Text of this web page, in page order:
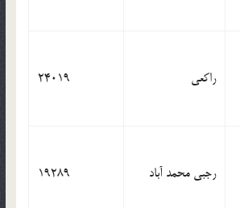
راکعی 24019
رجبی محمد آباد 19289